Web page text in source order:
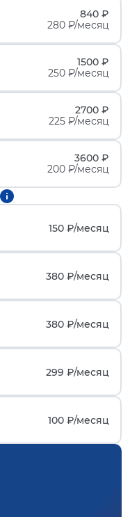
840 ₽
280 ₽/месяц
1500 ₽
250 ₽/месяц
2700 ₽
225 ₽/месяц
3600 ₽
200 ₽/месяц
150 ₽/месяц
380 ₽/месяц
380 ₽/месяц
299 ₽/месяц
100 ₽/месяц